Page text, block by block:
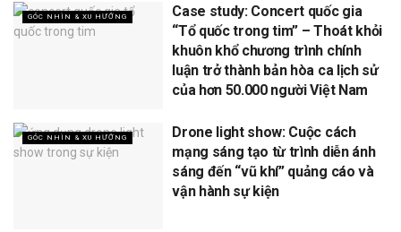
GÓC NHÌN & XU HƯỚNG
Case study: Concert quốc gia
“Tổ quốc trong tim” – Thoát khỏi
khuôn khổ chương trình chính
luận trở thành bản hòa ca lịch sử
của hơn 50.000 người Việt Nam
GÓC NHÌN & XU HƯỚNG
Drone light show: Cuộc cách
mạng sáng tạo từ trình diễn ánh
sáng đến “vũ khí” quảng cáo và
vận hành sự kiện